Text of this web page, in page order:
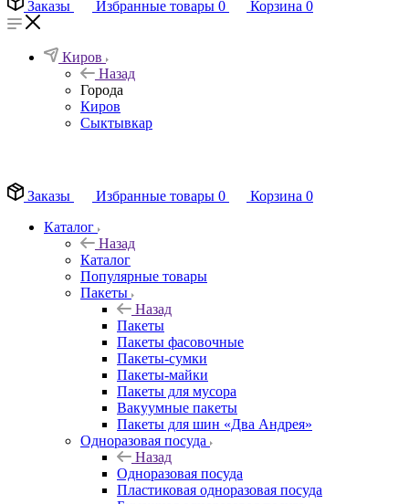
Заказы Избранные товары 0 Корзина 0
Киров
Назад
Города
Киров
Сыктывкар
Заказы
Избранные товары 0 Корзина 0
Каталог
Назад
Каталог
Популярные товары
Пакеты
Назад
Пакеты
Пакеты фасовочные
Пакеты-сумки
Пакеты-майки
Пакеты для мусора
Вакуумные пакеты
Пакеты для шин «Два Андрея»
Одноразовая посуда
Назад
Одноразовая посуда
Пластиковая одноразовая посуда